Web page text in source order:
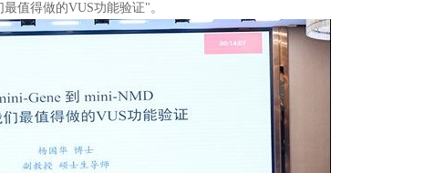
值得做的VUS功能验证"。